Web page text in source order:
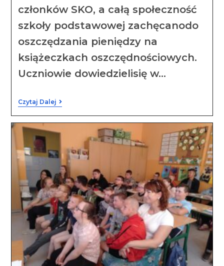
członków SKO, a całą społeczność
szkoły podstawowej zachęcanodo
oszczędzania pieniędzy na
książeczkach oszczędnościowych.
Uczniowie dowiedzielisię w…
Czytaj Dalej